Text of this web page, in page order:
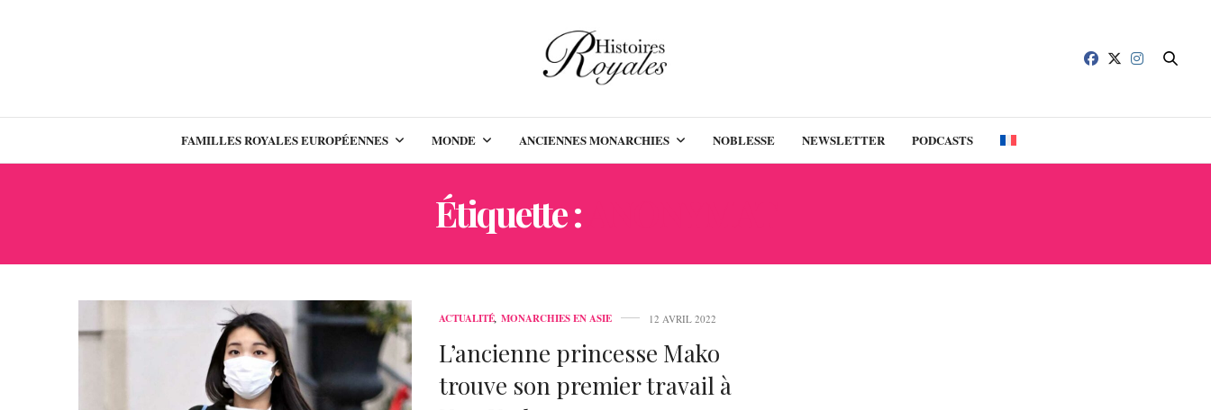
FAMILLES ROYALES EUROPÉENNES MONDE ANCIENNES MONARCHIES NOBLESSE NEWSLETTER PODCASTS
Étiquette :
ACTUALITÉ, MONARCHIES EN ASIE 12 AVRIL 2022
L’ancienne princesse Mako
trouve son premier travail à